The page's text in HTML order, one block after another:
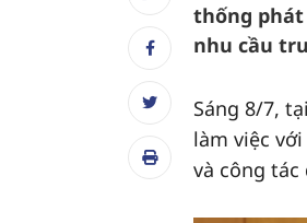
thống
nhu cầu
Sáng 8/7,
làm việc
và công